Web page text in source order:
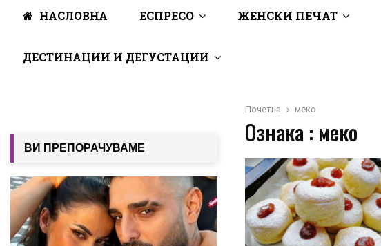
НАСЛОВНА ЕСПРЕСО ЖЕНСКИ ПЕЧАТ
ДЕСТИНАЦИИ И ДЕГУСТАЦИИ
Почетна меко
Ознака : меко
ВИ ПРЕПОРАЧУВАМЕ